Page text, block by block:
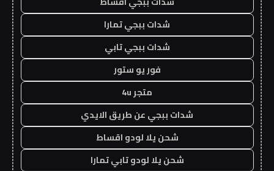
شدات ببجي تمارا
شدات ببجي تابي
فور يو ستور
متجر 4u
شدات ببجي عن طريق الايدي
شحن يلا لودو اقساط
شحن يلا لودو تابي تمارا